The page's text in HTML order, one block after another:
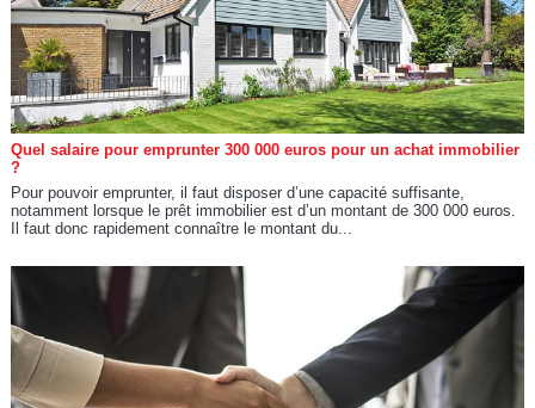
Quel salaire pour emprunter 300 000 euros pour un achat immobilier
?
Pour pouvoir emprunter, il faut disposer d’une capacité suffisante,
notamment lorsque le prêt immobilier est d’un montant de 300 000 euros.
Il faut donc rapidement connaître le montant du...